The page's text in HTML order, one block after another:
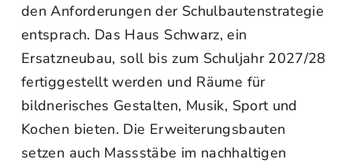
den Anforderungen der Schulbautenstrategie
entsprach. Das Haus Schwarz, ein
Ersatzneubau, soll bis zum Schuljahr 2027/28
fertiggestellt werden und Räume für
bildnerisches Gestalten, Musik, Sport und
Kochen bieten. Die Erweiterungsbauten
setzen auch Massstäbe im nachhaltigen